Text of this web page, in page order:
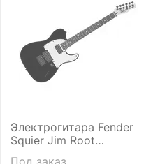
Электрогитара Fender
Squier Jim Root
Под заказ